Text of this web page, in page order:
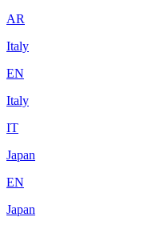
AR
Italy
EN
Italy
IT
Japan
EN
Japan